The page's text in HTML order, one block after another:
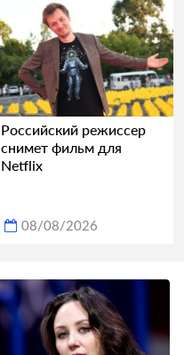
Российский режиссер
снимет фильм для
Netflix
08/08/2026